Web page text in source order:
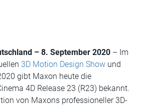
– 8. September 2020 – Im
3D Motion Design Show und
gibt Maxon heute die
4D Release 23 (R23) bekannt.
von Maxons professioneller 3D-